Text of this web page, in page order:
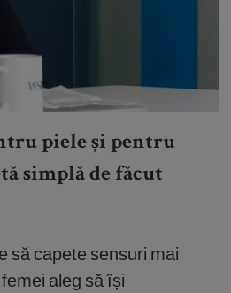
piele și pentru
simplă de făcut
să capete sensuri mai
aleg să își